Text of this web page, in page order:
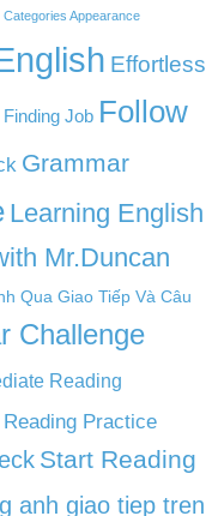
Categories Appearance
Effortless
Finding Job Follow
Grammar
Learning English
Mr.Duncan
Qua Giao Tiếp Và Câu
Challenge
Reading
Reading Practice
Start Reading
anh giao tiep tren